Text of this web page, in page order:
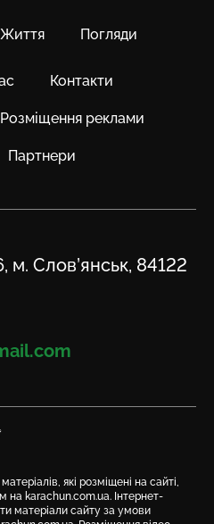
Життя Погляди
Контакти
Розміщення реклами
Партнери
м. Слов’янськ, 84122
на Twitter
які розміщені на сайті,
на karachun.com.ua. Інтернет-
матеріали сайту за умови